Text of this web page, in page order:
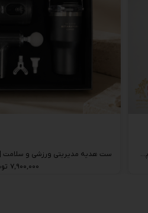
۷,۹۰۰,۰۰۰ تومان
ست هدیه مدیریتی خودروC35 | جارو شارژی دمنده و مکنده، پمپ باد MDHL و پیچ‌گوشتی شارژی MDHL